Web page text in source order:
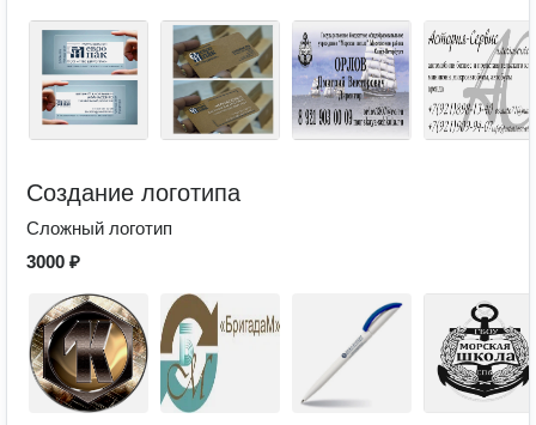
Создание логотипа
Сложный логотип
3000 ₽